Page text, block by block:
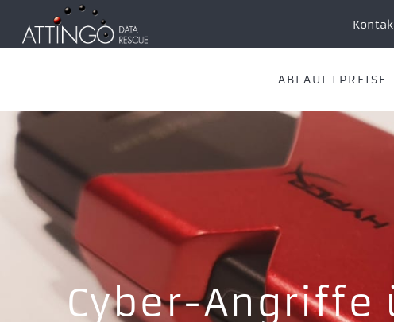
ABLAUF+PREISE
Cyber-Angriffe